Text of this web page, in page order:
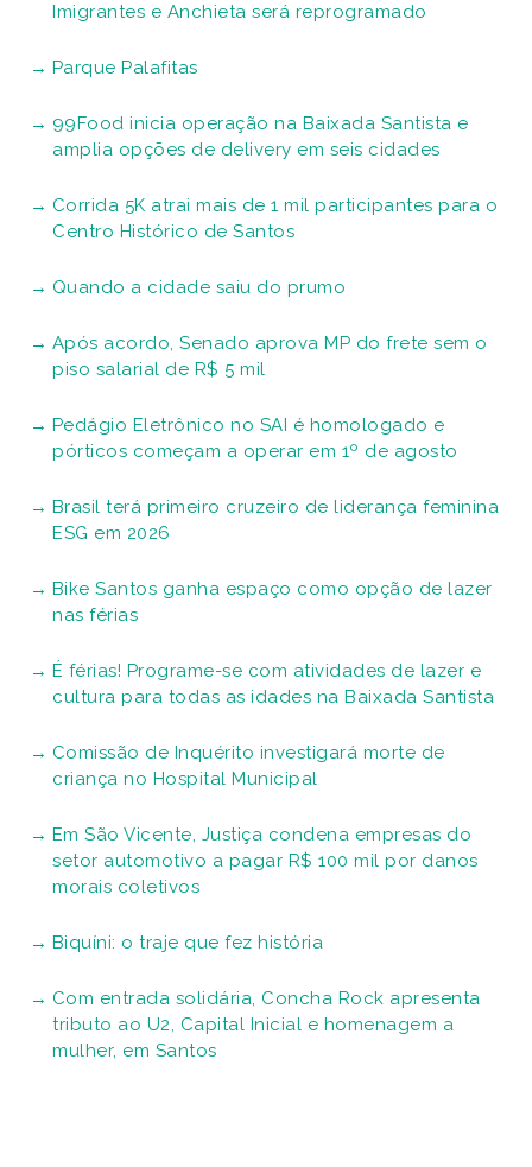
Imigrantes e Anchieta será reprogramado
Parque Palafitas
99Food inicia operação na Baixada Santista e
amplia opções de delivery em seis cidades
Corrida 5K atrai mais de 1 mil participantes para o
Centro Histórico de Santos
Quando a cidade saiu do prumo
Após acordo, Senado aprova MP do frete sem o
piso salarial de R$ 5 mil
Pedágio Eletrônico no SAI é homologado e
pórticos começam a operar em 1º de agosto
Brasil terá primeiro cruzeiro de liderança feminina
ESG em 2026
Bike Santos ganha espaço como opção de lazer
nas férias
É férias! Programe-se com atividades de lazer e
cultura para todas as idades na Baixada Santista
Comissão de Inquérito investigará morte de
criança no Hospital Municipal
Em São Vicente, Justiça condena empresas do
setor automotivo a pagar R$ 100 mil por danos
morais coletivos
Biquíni: o traje que fez história
Com entrada solidária, Concha Rock apresenta
tributo ao U2, Capital Inicial e homenagem a
mulher, em Santos